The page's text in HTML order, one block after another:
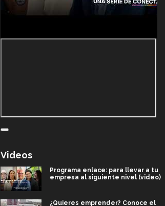
Videos
Programa enlace: para llevar a tu
empresa al siguiente nivel (video)
¿Quieres emprender? Conoce el